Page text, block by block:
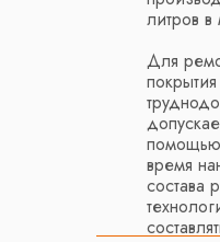
литров в
Для
помощью
время
состава